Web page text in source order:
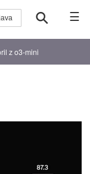
☰
z o3-mini